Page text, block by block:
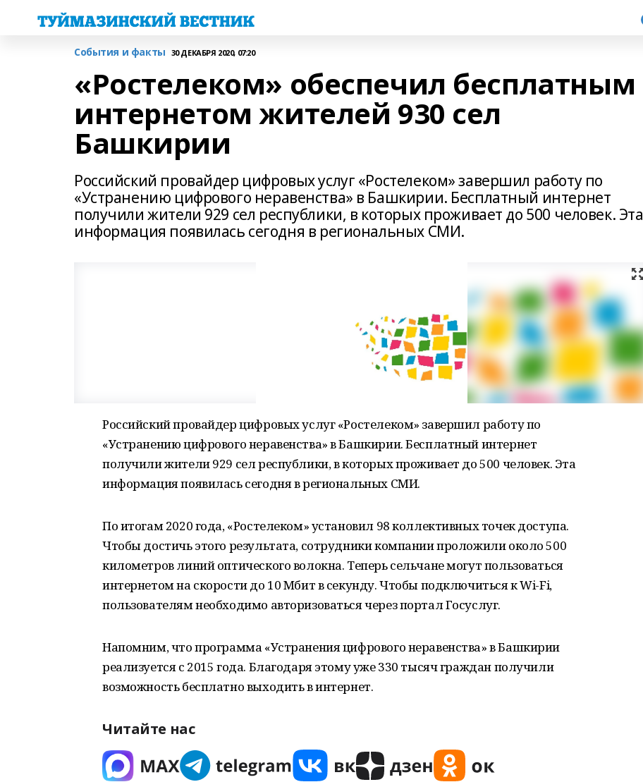
События и факты 30 ДЕКАБРЯ 2020, 07:20
«Ростелеком» обеспечил бесплатным
интернетом жителей 930 сел
Башкирии
Российский провайдер цифровых услуг «Ростелеком» завершил работу по
«Устранению цифрового неравенства» в Башкирии. Бесплатный интернет
получили жители 929 сел республики, в которых проживает до 500 человек. Эта
информация появилась сегодня в региональных СМИ.
Российский провайдер цифровых услуг «Ростелеком» завершил работу по
«Устранению цифрового неравенства» в Башкирии. Бесплатный интернет
получили жители 929 сел республики, в которых проживает до 500 человек. Эта
информация появилась сегодня в региональных СМИ.
По итогам 2020 года, «Ростелеком» установил 98 коллективных точек доступа.
Чтобы достичь этого результата, сотрудники компании проложили около 500
километров линий оптического волокна. Теперь сельчане могут пользоваться
интернетом на скорости до 10 Мбит в секунду. Чтобы подключиться к Wi-Fi,
пользователям необходимо авторизоваться через портал Госуслуг.
Напомним, что программа «Устранения цифрового неравенства» в Башкирии
реализуется с 2015 года. Благодаря этому уже 330 тысяч граждан получили
возможность бесплатно выходить в интернет.
Читайте нас